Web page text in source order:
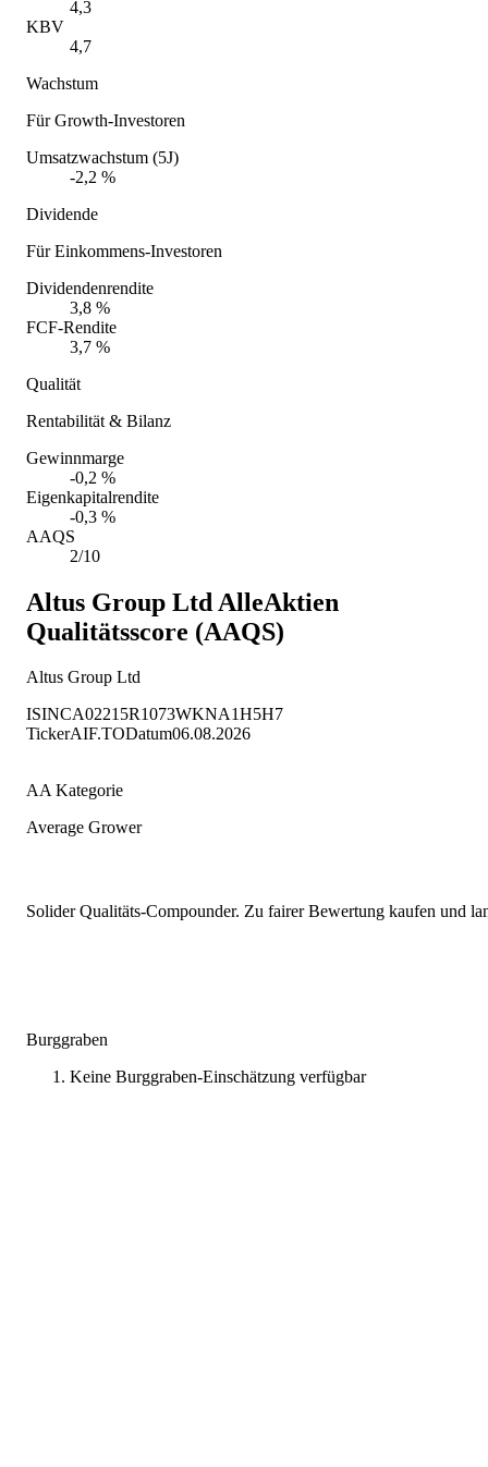
4,3
KBV
4,7
Wachstum
Für Growth-Investoren
Umsatzwachstum (5J)
-2,2 %
Dividende
Für Einkommens-Investoren
Dividendenrendite
3,8 %
FCF-Rendite
3,7 %
Qualität
Rentabilität & Bilanz
Gewinnmarge
-0,2 %
Eigenkapitalrendite
-0,3 %
AAQS
2/10
Altus Group Ltd AlleAktien
Qualitätsscore (AAQS)
Altus Group Ltd
ISINCA02215R1073WKNA1H5H7
TickerAIF.TODatum06.08.2026
AA Kategorie
Average Grower
Solider Qualitäts-Compounder. Zu fairer Bewertung kaufen und
Burggraben
Keine Burggraben-Einschätzung verfügbar